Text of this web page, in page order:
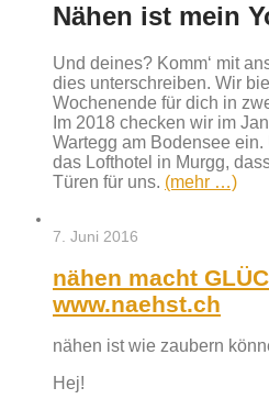
Nähen ist mein
Und deines? Komm‘ mit
dies unterschreiben. Wir
Wochenende für dich in
Im 2018 checken wir im
Wartegg am Bodensee
das Lofthotel in Murgg,
Türen für uns. (mehr …)
7. Juni 2016
nähen macht
www.naehst.ch
nähen ist wie zaubern
Hej!